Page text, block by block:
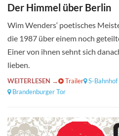
Der Himmel über Berlin
Wim Wenders‘ poetisches
die 1987 über einem noch
Einer von ihnen sehnt sich
lieben.
WEITERLESEN → Trailer S-
Brandenburger Tor